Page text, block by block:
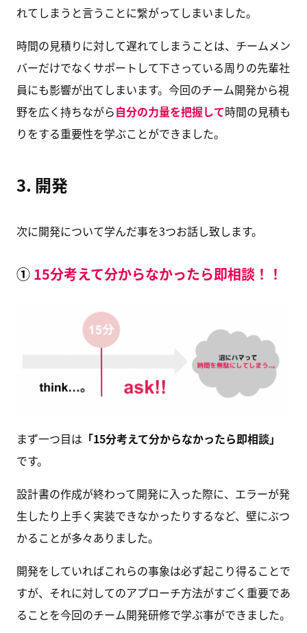
れてしまうと言うことに繋がってしまいました。
時間の見積りに対して遅れてしまうことは、チームメン
バーだけでなくサポートして下さっている周りの先輩社
員にも影響が出てしまいます。今回のチーム開発から視
野を広く持ちながら自分の力量を把握して時間の見積も
りをする重要性を学ぶことができました。
3. 開発
次に開発について学んだ事を3つお話し致します。
① 15分考えて分からなかったら即相談！！
まず一つ目は 「15分考えて分からなかったら即相談」
です。
設計書の作成が終わって開発に入った際に、エラーが発
生したり上手く実装できなかったりするなど、壁にぶつ
かることが多々ありました。
開発をしていればこれらの事象は必ず起こり得ることで
すが、それに対してのアプローチ方法がすごく重要であ
ることを今回のチーム開発研修で学ぶ事ができました。